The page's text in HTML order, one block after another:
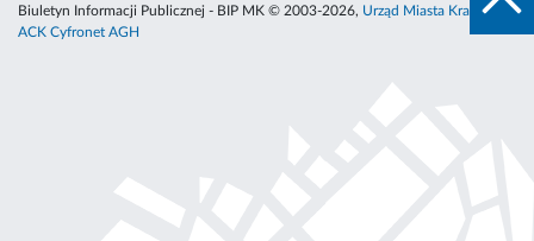
Biuletyn Informacji Publicznej - BIP MK © 2003-2026, Urząd Miasta Krakowa
ACK Cyfronet AGH